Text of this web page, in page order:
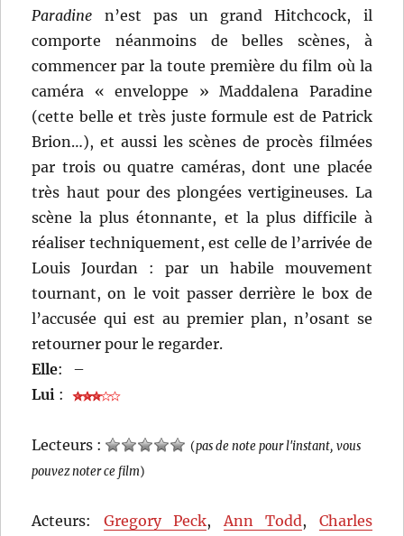
Paradine n’est pas un grand Hitchcock, il
comporte néanmoins de belles scènes, à
commencer par la toute première du film où la
caméra « enveloppe » Maddalena Paradine
(cette belle et très juste formule est de Patrick
Brion…), et aussi les scènes de procès filmées
par trois ou quatre caméras, dont une placée
très haut pour des plongées vertigineuses. La
scène la plus étonnante, et la plus difficile à
réaliser techniquement, est celle de l’arrivée de
Louis Jourdan : par un habile mouvement
tournant, on le voit passer derrière le box de
l’accusée qui est au premier plan, n’osant se
retourner pour le regarder.
Elle:
–
Lui :
Lecteurs : (pas de note pour l'instant, vous
pouvez noter ce film)
Acteurs: Gregory Peck,Ann Todd, Charles